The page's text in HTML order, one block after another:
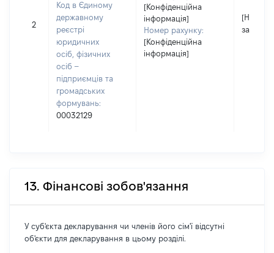
2
Код в Єдиному
державному
реєстрі
юридичних
осіб, фізичних
осіб –
підприємців та
громадських
формувань:
00032129
[Конфіденційна
інформація]
Номер рахунку:
[Конфіденційна
інформація]
[Не
13. Фінансові зобов'язання
У суб'єкта декларування чи членів його сім'ї відсутні
об'єкти для декларування в цьому розділі.